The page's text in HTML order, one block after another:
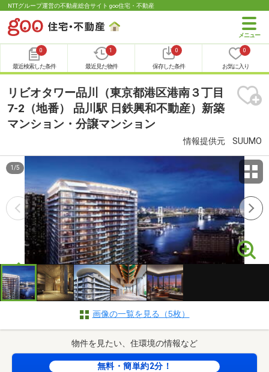
NTTグループ運営の不動産総合サイト goo住宅・不動産
0
最近検索した条件
1
最近見た物件
0
保存した条件
0
お気に入り
リビオタワー品川（東京都港区港南３丁目
7-2（地番） 品川駅 日鉄興和不動産）新築
マンション・分譲マンション
情報提供元 SUUMO
1 /5
画像の一覧を見る（5枚）
物件を見たい、住環境の情報など
無料・簡単約2分！